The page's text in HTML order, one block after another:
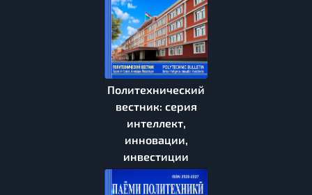
Политехнический
вестник: серия
интеллект,
инновации,
инвестиции